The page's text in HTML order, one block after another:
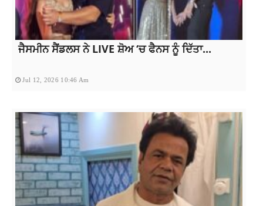
ਜੈਸਮੀਨ ਸੈਂਡਲਸ ਨੇ LIVE ਸ਼ੋਅ ‘ਚ ਫੈਨਸ ਨੂੰ ਦਿੱਤਾ...
Jul 12, 2026 10:46 Am